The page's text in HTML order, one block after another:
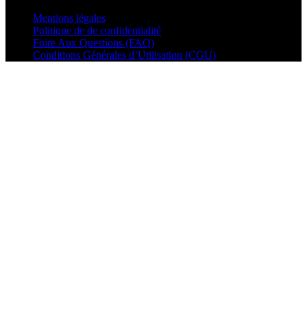
Mentions légales
Politique de de confidentialité
Foire Aux Questions (FAQ)
Conditions Générales d’Utilisation (CGU)